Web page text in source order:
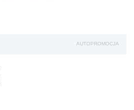
AUTOPROMOCJA